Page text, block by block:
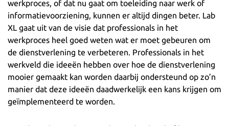
werkproces, of dat nu gaat om toeleiding naar werk of
informatievoorziening, kunnen er altijd dingen beter. Lab
XL gaat uit van de visie dat professionals in het
werkproces heel goed weten wat er moet gebeuren om
de dienstverlening te verbeteren. Professionals in het
werkveld die ideeën hebben over hoe de dienstverlening
mooier gemaakt kan worden daarbij ondersteund op zo’n
manier dat deze ideeën daadwerkelijk een kans krijgen om
geïmplementeerd te worden.